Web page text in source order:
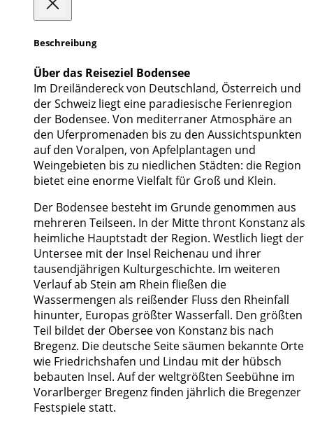
Beschreibung
Über das Reiseziel Bodensee
Im Dreiländereck von Deutschland, Österreich und
der Schweiz liegt eine paradiesische Ferienregion
der Bodensee. Von mediterraner Atmosphäre an
den Uferpromenaden bis zu den Aussichtspunkten
auf den Voralpen, von Apfelplantagen und
Weingebieten bis zu niedlichen Städten: die Region
bietet eine enorme Vielfalt für Groß und Klein.
Der Bodensee besteht im Grunde genommen aus
mehreren Teilseen. In der Mitte thront Konstanz als
heimliche Hauptstadt der Region. Westlich liegt der
Untersee mit der Insel Reichenau und ihrer
tausendjährigen Kulturgeschichte. Im weiteren
Verlauf ab Stein am Rhein fließen die
Wassermengen als reißender Fluss den Rheinfall
hinunter, Europas größter Wasserfall. Den größten
Teil bildet der Obersee von Konstanz bis nach
Bregenz. Die deutsche Seite säumen bekannte Orte
wie Friedrichshafen und Lindau mit der hübsch
bebauten Insel. Auf der weltgrößten Seebühne im
Vorarlberger Bregenz finden jährlich die Bregenzer
Festspiele statt.